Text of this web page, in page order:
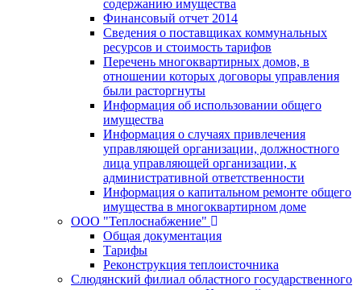
содержанию имущества
Финансовый отчет 2014
Сведения о поставщиках коммунальных
ресурсов и стоимость тарифов
Перечень многоквартирных домов, в
отношении которых договоры управления
были расторгнуты
Информация об использовании общего
имущества
Информация о случаях привлечения
управляющей организации, должностного
лица управляющей организации, к
административной ответственности
Информация о капитальном ремонте общего
имущества в многоквартирном доме
ООО "Теплоснабжение"
Общая документация
Тарифы
Реконструкция теплоисточника
Слюдянский филиал областного государственного